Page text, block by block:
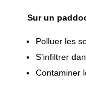
Sur un
Polluer les
S’infiltrer
Contaminer